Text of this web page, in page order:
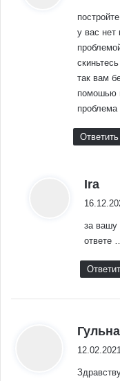
у вас
так вам
помошью
проблема
Ответить
Ira
за вашу
ответе